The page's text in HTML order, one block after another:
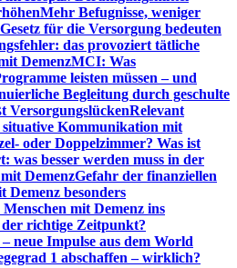
Mehr Befugnisse, weniger
für die Versorgung bedeuten
das provoziert tätliche
DemenzMCI: Was
leisten müssen – und
Begleitung durch geschulte
VersorgungslückenRelevant
Kommunikation mit
oder Doppelzimmer? Was ist
was besser werden muss in der
DemenzGefahr der finanziellen
Demenz besonders
mit Demenz ins
richtige Zeitpunkt?
neue Impulse aus dem World
1 abschaffen – wirklich?